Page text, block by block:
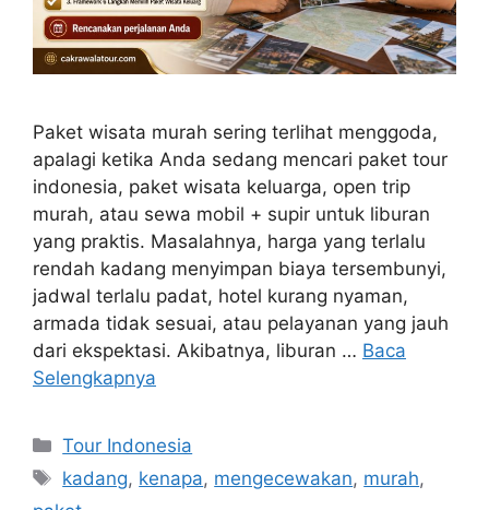
Paket wisata murah sering terlihat menggoda,
apalagi ketika Anda sedang mencari paket tour
indonesia, paket wisata keluarga, open trip
murah, atau sewa mobil + supir untuk liburan
yang praktis. Masalahnya, harga yang terlalu
rendah kadang menyimpan biaya tersembunyi,
jadwal terlalu padat, hotel kurang nyaman,
armada tidak sesuai, atau pelayanan yang jauh
dari ekspektasi. Akibatnya, liburan … Baca
Selengkapnya
Kategori
Tour Indonesia
Tag
kadang, kenapa, mengecewakan, murah,